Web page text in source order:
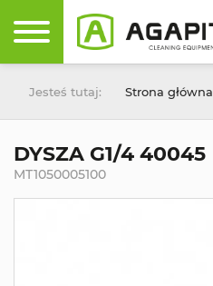
Jesteś tutaj: Strona główna
DYSZA G1/4 40045
MT1050005100